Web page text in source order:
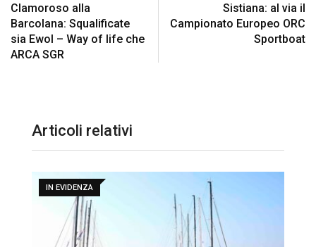
Clamoroso alla
Barcolana: Squalificate
sia Ewol – Way of life che
ARCA SGR
Sistiana: al via il
Campionato Europeo ORC
Sportboat
Articoli relativi
IN EVIDENZA